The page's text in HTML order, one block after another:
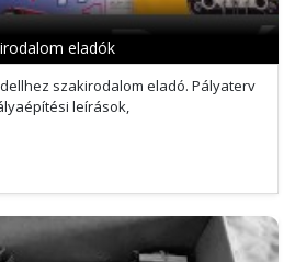
eladók
szakirodalom eladó. Pályaterv
leírások,